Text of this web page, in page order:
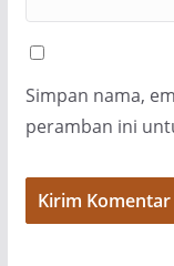
Simpan nama,
peramban ini